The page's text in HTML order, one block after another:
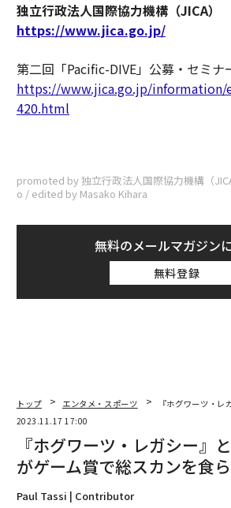
独立行政法人国際協力機構（JICA）
https://www.jica.go.jp/
第二回「Pacific-DIVE」公募・セミナ
https://www.jica.go.jp/information/
420.html
promoted by 独立行政法人国際協力機構（
o / edited by Masako Kihara
無料のメールマガジン
無料登録
トップ エンタメ・スポーツ
『ホグワーツ・
2023.11.17 17:00
『ホグワーツ・レガシー』
がゲーム賞で総スカンを食
Paul Tassi | Contributor